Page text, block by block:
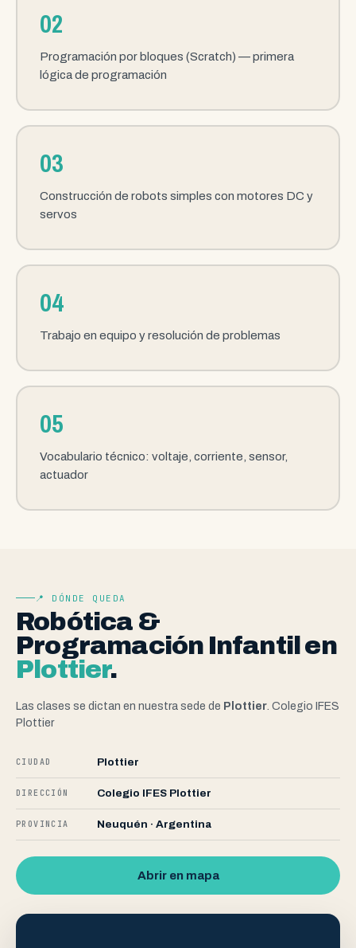
02
Programación por bloques (Scratch) — primera
lógica de programación
03
Construcción de robots simples con motores DC y
servos
04
Trabajo en equipo y resolución de problemas
05
Vocabulario técnico: voltaje, corriente, sensor,
actuador
📍 DÓNDE QUEDA
Robótica &
Programación Infantil en
Plottier.
Las clases se dictan en nuestra sede de Plottier . Colegio IFES
Plottier
CIUDAD Plottier
DIRECCIÓN Colegio IFES Plottier
PROVINCIA Neuquén · Argentina
Abrir en mapa